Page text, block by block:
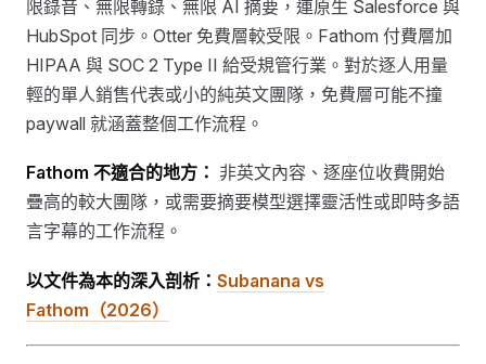
限錄音、無限轉錄、無限 AI 摘要，連原生 Salesforce 與
HubSpot 同步。Otter 免費層較受限。Fathom 付費層加
HIPAA 與 SOC 2 Type II 給受規管行業。對於逐人用量
輕的單人銷售代表或小的純英文團隊，免費層可能不撞
paywall 就涵蓋整個工作流程。
Fathom 不適合的地方： 非英文內容、逐座位收費開始
疊高的較大團隊，或需要摘要模型選擇靈活性或即時多語
言字幕的工作流程。
以文件為本的深入剖析： Subanana vs
Fathom（2026）